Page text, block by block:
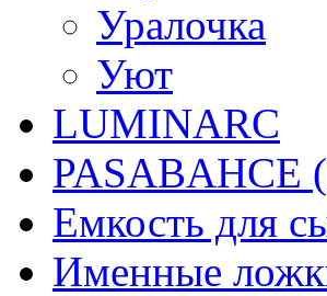
Уралочка
Уют
LUMINARC
PASABAHCE
Емкость для
Именные